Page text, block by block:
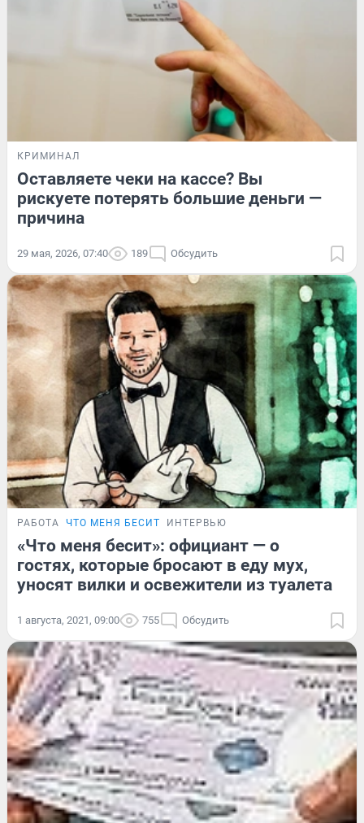
КРИМИНАЛ
Оставляете чеки на кассе? Вы
рискуете потерять большие деньги —
причина
29 мая, 2026, 07:40 189 Обсудить
РАБОТА ЧТО МЕНЯ БЕСИТ ИНТЕРВЬЮ
«Что меня бесит»: официант — о
гостях, которые бросают в еду мух,
уносят вилки и освежители из туалета
1 августа, 2021, 09:00 755 Обсудить